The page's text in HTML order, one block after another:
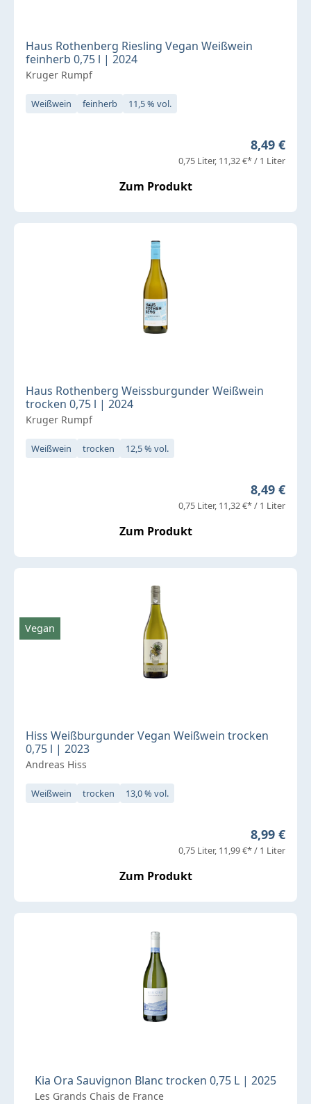
Haus Rothenberg Riesling Vegan Weißwein
feinherb 0,75 l | 2024
Kruger Rumpf
Weißwein feinherb 11,5 % vol.
Regulärer
8,49 €
0,75 Liter 11,32 €* / 1 Liter
Zum Produkt
Haus Rothenberg Weissburgunder Weißwein
trocken 0,75 l | 2024
Kruger Rumpf
Weißwein trocken 12,5 % vol.
Regulärer
8,49 €
0,75 Liter 11,32 €* / 1 Liter
Zum Produkt
Hiss Weißburgunder Vegan Weißwein trocken
0,75 l | 2023
Andreas Hiss
Weißwein trocken 13,0 % vol.
Regulärer
8,99 €
0,75 Liter 11,99 €* / 1 Liter
Zum Produkt
Vegan
Kia Ora Sauvignon Blanc trocken 0,75 L | 2025
Les Grands Chais de France